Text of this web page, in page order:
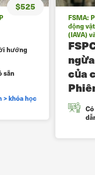
$525
hướng
sẵn
> khóa học
FSMA:
động
(IAVA)
của